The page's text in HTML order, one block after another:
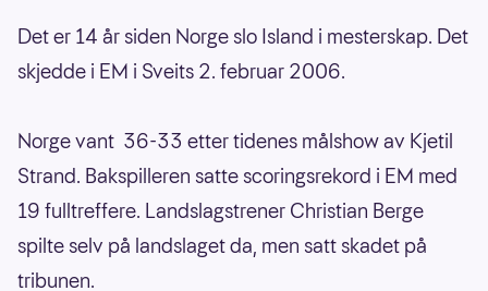
Det er 14 år siden Norge slo Island i mesterskap. Det
skjedde i EM i Sveits 2. februar 2006.
Norge vant 36-33 etter tidenes målshow av Kjetil
Strand. Bakspilleren satte scoringsrekord i EM med
19 fulltreffere. Landslagstrener Christian Berge
spilte selv på landslaget da, men satt skadet på
tribunen.